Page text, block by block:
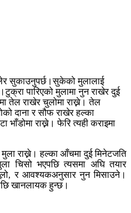
सुकाउनुपर्छ।सुकेको मुलालाई
पारिएको मुलामा नुन राखेर दुई
तेल राखेर चुलोमा राख्ने। तेल
दाना र सौफ राखेर हल्का
राख्ने। फेरि त्यही कराइमा
राख्ने। हल्का आँचमा दुई मिनेटजति
चिसो भएपछि त्यसमा अघि तयार
र आवश्यकअनुसार नुन मिसाउने।
खानलायक हुन्छ।